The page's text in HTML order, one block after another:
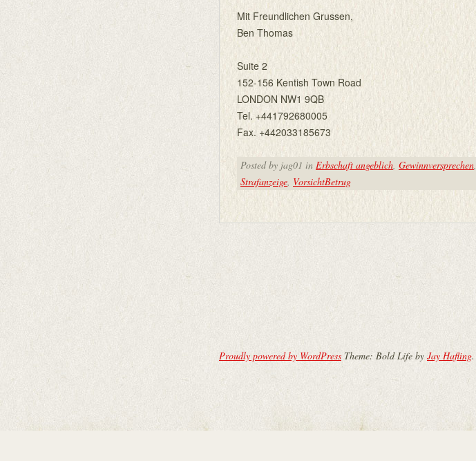
Mit Freundlichen Grussen,
Ben Thomas
Suite 2
152-156 Kentish Town Road
LONDON NW1 9QB
Tel. +441792680005
Fax. +442033185673
Posted by jag01 in Erbschaft angeblich, Gewinnversprechen,
Strafanzeige, VorsichtBetrug
Proudly powered by WordPress Theme: Bold Life by Jay Hafling.